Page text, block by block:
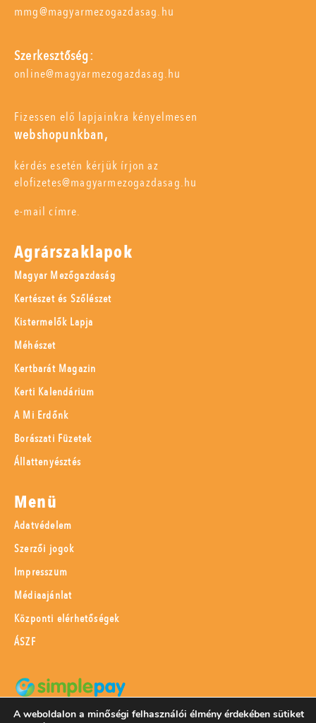
mmg@magyarmezogazdasag.hu
Szerkesztőség:
online@magyarmezogazdasag.hu
Fizessen elő lapjainkra kényelmesen
webshopunkban,
kérdés esetén kérjük írjon az
elofizetes@magyarmezogazdasag.hu
e-mail címre.
Agrárszaklapok
Magyar Mezőgazdaság
Kertészet és Szőlészet
Kistermelők Lapja
Méhészet
Kertbarát Magazin
Kerti Kalendárium
A Mi Erdőnk
Borászati Füzetek
Állattenyésztés
Menü
Adatvédelem
Szerzői jogok
Impresszum
Médiaajánlat
Központi elérhetőségek
ÁSZF
SimplePay adattovábbítási nyilatkozat
A weboldalon a minőségi felhasználói élmény érdekében sütiket